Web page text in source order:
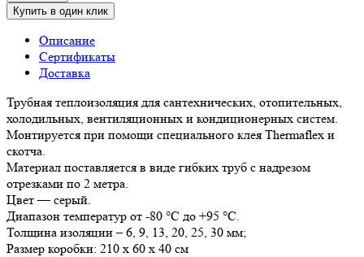
Купить в один клик
Описание
Сертификаты
Доставка
Трубная теплоизоляция для сантехнических, отопительных,
холодильных, вентиляционных и кондиционерных систем.
Монтируется при помощи специального клея Thermaflex и
скотча.
Материал поставляется в виде гибких труб с надрезом
отрезками по 2 метра.
Цвет — серый.
Диапазон температур от -80 °С до +95 °С.
Толщина изоляции – 6, 9, 13, 20, 25, 30 мм;
Размер коробки: 210 х 60 х 40 см